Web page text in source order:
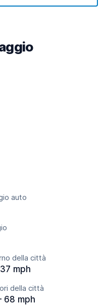
auto
della città
mph
della città
68 mph